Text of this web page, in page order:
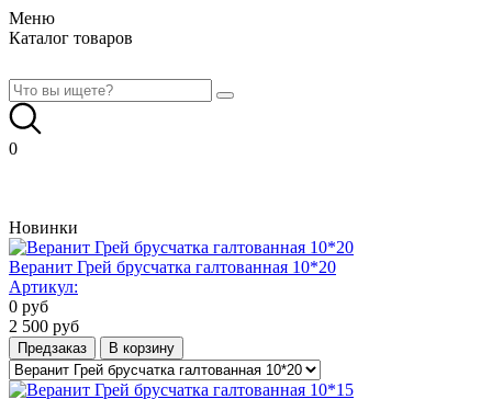
Меню
Каталог товаров
0
Новинки
Веранит Грей брусчатка галтованная 10*20
Артикул:
0 руб
2 500 руб
Предзаказ В корзину